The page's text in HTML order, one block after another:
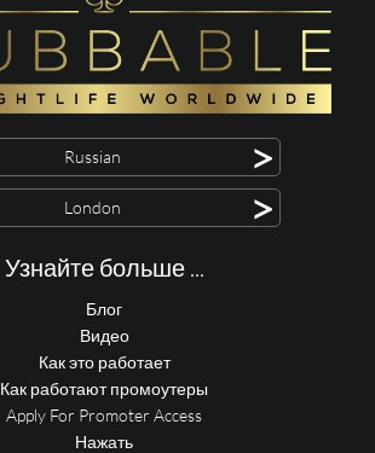
Russian >
London >
Узнайте больше ...
Блог
Видео
Как это работает
Как работают промоутеры
Apply For Promoter Access
Нажать